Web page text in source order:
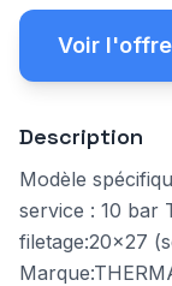
Voir l'offre
Description
Modèle
service : 10 bar
filetage:20x27